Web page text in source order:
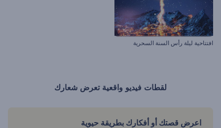
افتتاحية ليلة رأس السنة السحرية
لقطات فيديو واقعية تعرض شعارك
اعرض قصتك أو أفكارك بطريقة حيوية